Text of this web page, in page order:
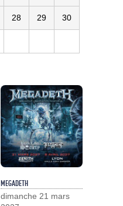
28 29 30
MEGADETH
dimanche 21 mars